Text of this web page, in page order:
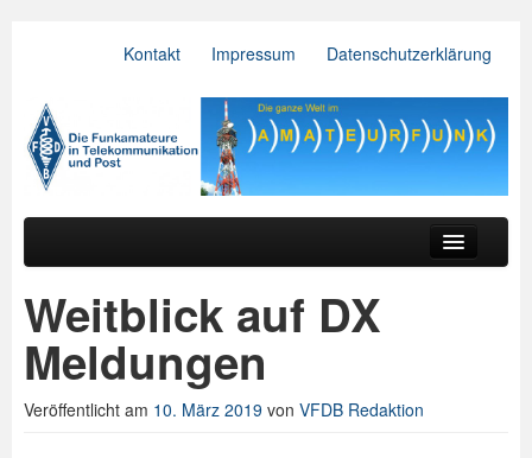
Kontakt Impressum Datenschutzerklärung
VFDB e.V.
Hauptmenü
Der Verein
Referate
BV & OV
Weitblick auf DX
Meldungen
Veröffentlicht am 10. März 2019 von VFDB Redaktion